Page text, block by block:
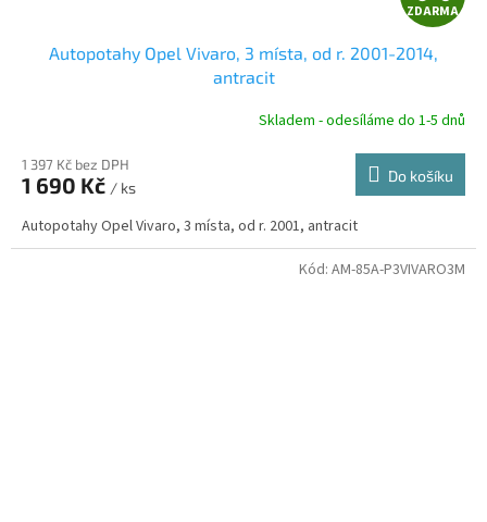
D
R
ZDARMA
Autopotahy Opel Vivaro, 3 místa, od r. 2001-2014,
antracit
Skladem - odesíláme do 1-5 dnů
1 397 Kč bez DPH
1 690 Kč / ks
Do košíku
Autopotahy Opel Vivaro, 3 místa, od r. 2001, antracit
Kód: AM-85A-P3VIVARO3M